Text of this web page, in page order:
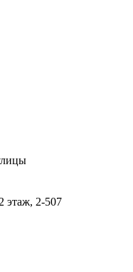
этаж, 2-507